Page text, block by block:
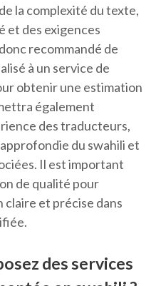
la complexité du texte,
et des exigences
recommandé de
à un service de
obtenir une estimation
également
des traducteurs,
du swahili et
Il est important
de qualité pour
et précise dans
des services